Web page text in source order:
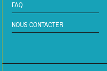
FAQ
NOUS CONTACTER